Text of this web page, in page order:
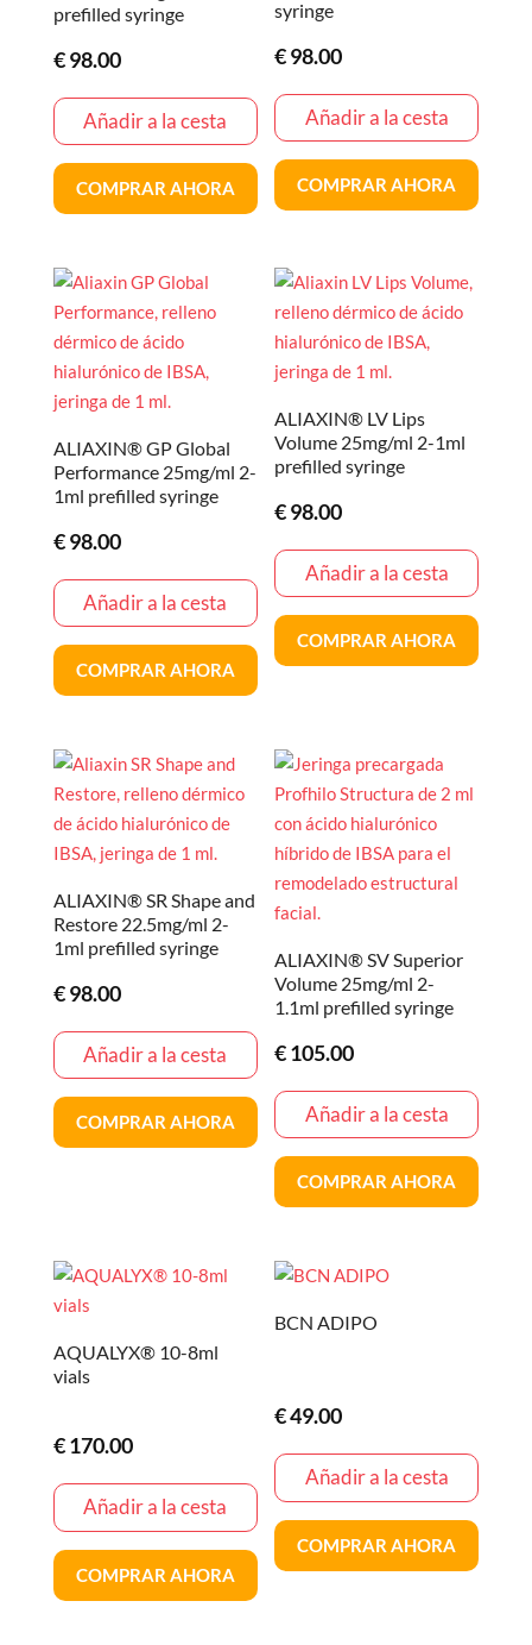
prefilled syringe
€98.00
Añadir a la cesta
COMPRAR AHORA
syringe
€98.00
Añadir a la cesta
COMPRAR AHORA
ALIAXIN® GP Global
Performance 25mg/ml 2-
1ml prefilled syringe
€98.00
Añadir a la cesta
COMPRAR AHORA
ALIAXIN® LV Lips
Volume 25mg/ml 2-1ml
prefilled syringe
€98.00
Añadir a la cesta
COMPRAR AHORA
ALIAXIN® SR Shape and
Restore 22.5mg/ml 2-
1ml prefilled syringe
€98.00
Añadir a la cesta
COMPRAR AHORA
ALIAXIN® SV Superior
Volume 25mg/ml 2-
1.1ml prefilled syringe
€105.00
Añadir a la cesta
COMPRAR AHORA
AQUALYX® 10-8ml
vials
€170.00
Añadir a la cesta
COMPRAR AHORA
BCN ADIPO
€49.00
Añadir a la cesta
COMPRAR AHORA